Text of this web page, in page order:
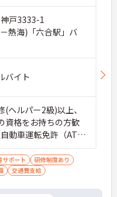
戸3333-1
熱海)「六合駅」バ
バイト
ヘルパー2級)以上、
資格をお持ちの方歓
動車運転免許（AT限
方
サポート
研修制度あり
交通費支給